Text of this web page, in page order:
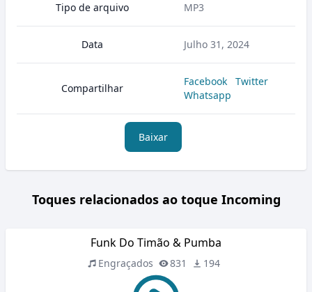
Tipo de arquivo MP3
Data Julho 31, 2024
Compartilhar
Facebook
Twitter
Whatsapp
Baixar
Toques relacionados ao toque Incoming
Funk Do Timão & Pumba
Engraçados 831 194